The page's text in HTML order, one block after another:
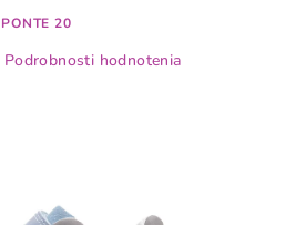
PONTE 20
Podrobnosti hodnotenia